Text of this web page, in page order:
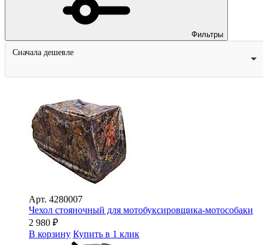
Фильтры
Сначала дешевле
Арт. 4280007
Чехол стояночный для мотобуксировщика-мотособаки
2 980 ₽
В корзину Купить в 1 клик